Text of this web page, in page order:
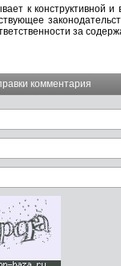
к конструктивной
за
комментария